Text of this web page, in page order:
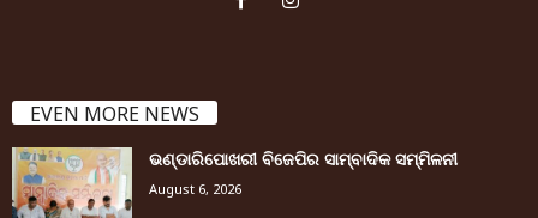
EVEN MORE NEWS
ଭଣ୍ଡାରିପୋଖରୀ ବିଜେପିର ସାମ୍ବାଦିକ ସମ୍ମିଳନୀ
August 6, 2026